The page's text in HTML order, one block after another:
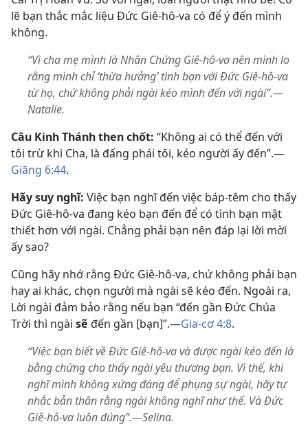
lẽ bạn thắc mắc liệu Đức Giê-hô-va có để ý đến mình
không.
“Vì cha mẹ mình là Nhân Chứng Giê-hô-va nên mình lo
rằng mình chỉ ‘thừa hưởng’ tình bạn với Đức Giê-hô-va
từ họ, chứ không phải ngài kéo mình đến với ngài”.—
Natalie.
Câu Kinh Thánh then chốt: “Không ai có thể đến với
tôi trừ khi Cha, là đấng phái tôi, kéo người ấy đến”.​—
Giăng 6:44.
Hãy suy nghĩ: Việc bạn nghĩ đến việc báp-têm cho thấy
Đức Giê-hô-va đang kéo bạn đến để có tình bạn mật
thiết hơn với ngài. Chẳng phải bạn nên đáp lại lời mời
ấy sao?
Cũng hãy nhớ rằng Đức Giê-hô-va, chứ không phải bạn
hay ai khác, chọn người mà ngài sẽ kéo đến. Ngoài ra,
Lời ngài đảm bảo rằng nếu bạn “đến gần Đức Chúa
Trời thì ngài sẽ đến gần [bạn]”.​—Gia-cơ 4:8.
“Việc bạn biết về Đức Giê-hô-va và được ngài kéo đến là
bằng chứng cho thấy ngài yêu thương bạn. Vì thế, khi
nghĩ mình không xứng đáng để phụng sự ngài, hãy tự
nhắc bản thân rằng ngài không nghĩ như thế. Và Đức
Giê-hô-va luôn đúng”.—Selina.